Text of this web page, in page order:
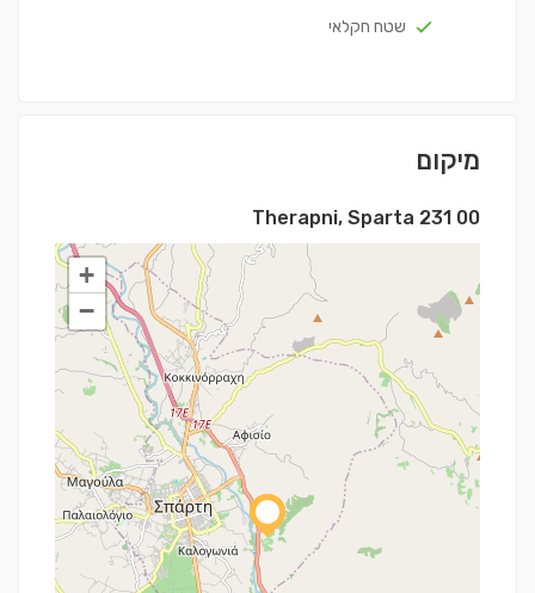
שטח חקלאי
מיקום
Therapni, Sparta 231 00
+
−